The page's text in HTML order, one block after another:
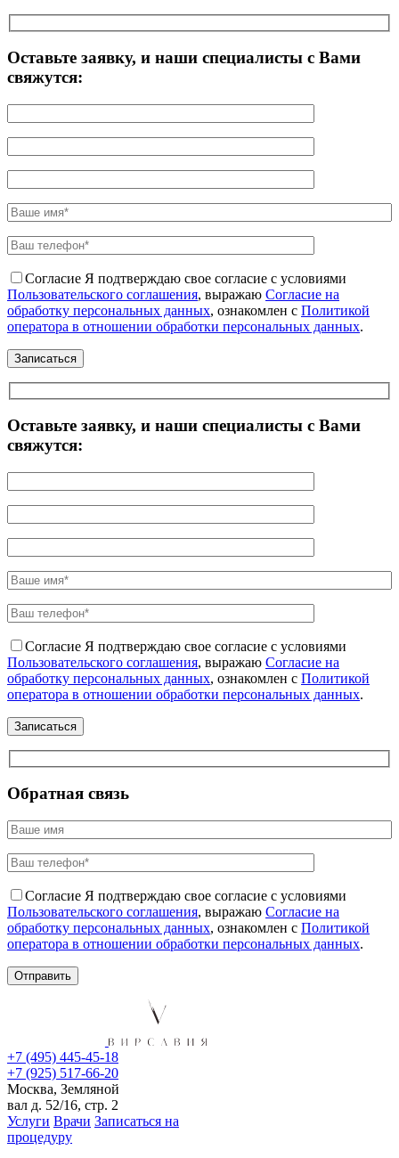
Оставьте заявку, и наши специалисты с Вами
свяжутся:
Согласие Я подтверждаю свое согласие с условиями
Пользовательского соглашения, выражаю Согласие на
обработку персональных данных, ознакомлен с Политикой
оператора в отношении обработки персональных данных.
Оставьте заявку, и наши специалисты с Вами
свяжутся:
Согласие Я подтверждаю свое согласие с условиями
Пользовательского соглашения, выражаю Согласие на
обработку персональных данных, ознакомлен с Политикой
оператора в отношении обработки персональных данных.
Обратная связь
Согласие Я подтверждаю свое согласие с условиями
Пользовательского соглашения, выражаю Согласие на
обработку персональных данных, ознакомлен с Политикой
оператора в отношении обработки персональных данных.
+7 (495) 445-45-18
+7 (925) 517-66-20
Москва, Земляной
вал д. 52/16, стр. 2
Услуги Врачи Записаться на
процедуру